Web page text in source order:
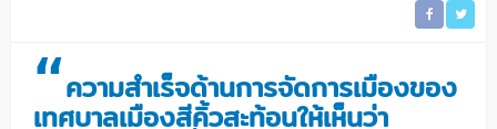
“ความสำเร็จด้านการจัดการเมืองของ
เทศบาลเมืองสีคิ้วสะท้อนให้เห็นว่า